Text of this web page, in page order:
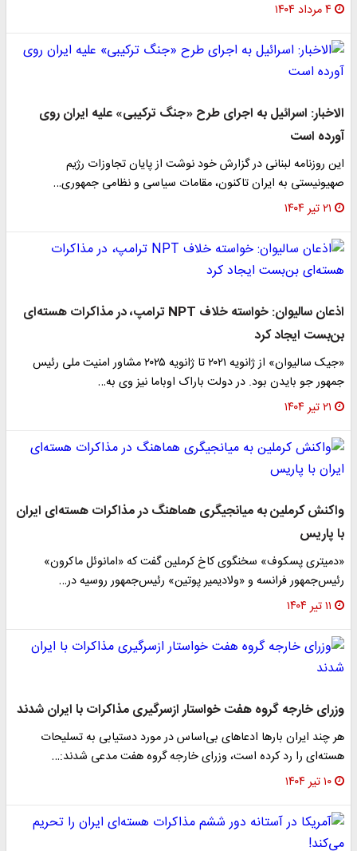
۴ مرداد ۱۴۰۴
الاخبار: اسرائیل به اجرای طرح «جنگ ترکیبی» علیه ایران روی
آورده است
این روزنامه لبنانی در گزارش خود نوشت از پایان تجاوزات رژیم
صهیونیستی به ایران تاکنون، مقامات سیاسی و نظامی جمهوری…
۲۱ تیر ۱۴۰۴
اذعان سالیوان: خواسته خلاف NPT ترامپ، در مذاکرات هسته‌ای
بن‌بست ایجاد کرد
«جیک سالیوان» از ژانویه ۲۰۲۱ تا ژانویه ۲۰۲۵ مشاور امنیت ملی رئیس
جمهور جو بایدن بود. در دولت باراک اوباما نیز وی به…
۲۱ تیر ۱۴۰۴
واکنش کرملین به میانجیگری هماهنگ در مذاکرات هسته‌ای ایران
با پاریس
«دمیتری پسکوف» سخنگوی کاخ کرملین گفت که «امانوئل ماکرون»
رئیس‌جمهور فرانسه و «ولادیمیر پوتین» رئیس‌جمهور روسیه در…
۱۱ تیر ۱۴۰۴
وزرای خارجه گروه هفت خواستار ازسرگیری مذاکرات با ایران شدند
هر چند ایران بارها ادعاهای بی‌اساس در مورد دستیابی به تسلیحات
هسته‌ای را رد کرده است، وزرای خارجه گروه هفت مدعی شدند:…
۱۰ تیر ۱۴۰۴